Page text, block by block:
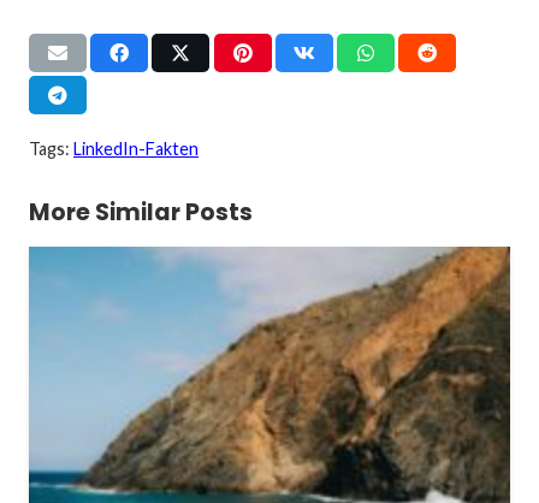
Tags: LinkedIn-Fakten
More Similar Posts